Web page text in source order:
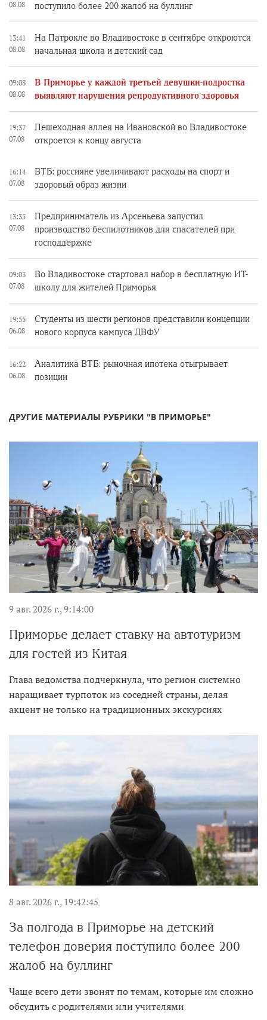
08.08 поступило более 200 жалоб на буллинг
13:41
08.08
На Патрокле во Владивостоке в сентябре откроются
начальная школа и детский сад
09:08
08.08
В Приморье у каждой третьей девушки-подростка
выявляют нарушения репродуктивного здоровья
19:37
07.08
Пешеходная аллея на Ивановской во Владивостоке
откроется к концу августа
16:14
07.08
ВТБ: россияне увеличивают расходы на спорт и
здоровый образ жизни
13:35
07.08
Предприниматель из Арсеньева запустил
производство беспилотников для спасателей при
господдержке
09:03
07.08
Во Владивостоке стартовал набор в бесплатную ИТ-
школу для жителей Приморья
19:55
06.08
Студенты из шести регионов представили концепции
нового корпуса кампуса ДВФУ
16:22
06.08
Аналитика ВТБ: рыночная ипотека отыгрывает
позиции
ДРУГИЕ МАТЕРИАЛЫ РУБРИКИ "В ПРИМОРЬЕ"
9 авг. 2026 г., 9:14:00
Приморье делает ставку на автотуризм
для гостей из Китая
Глава ведомства подчеркнула, что регион системно
наращивает турпоток из соседней страны, делая
акцент не только на традиционных экскурсиях
8 авг. 2026 г., 19:42:45
За полгода в Приморье на детский
телефон доверия поступило более 200
жалоб на буллинг
Чаще всего дети звонят по темам, которые им сложно
обсудить с родителями или учителями